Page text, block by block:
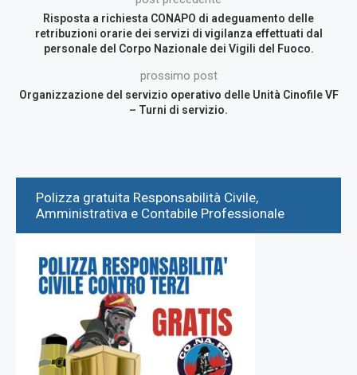
Risposta a richiesta CONAPO di adeguamento delle
retribuzioni orarie dei servizi di vigilanza effettuati dal
personale del Corpo Nazionale dei Vigili del Fuoco.
prossimo post
Organizzazione del servizio operativo delle Unità Cinofile VF
– Turni di servizio.
Polizza gratuita Responsabilità Civile,
Amministrativa e Contabile Professionale